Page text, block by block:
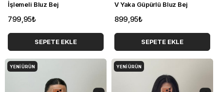
İşlemeli Bluz Bej
799,95₺
SEPETE EKLE
V Yaka Güpürlü Bluz Bej
899,95₺
SEPETE EKLE
YENI ÜRÜN YENI ÜRÜN